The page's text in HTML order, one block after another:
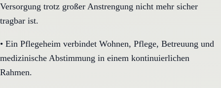
Versorgung trotz großer Anstrengung nicht mehr sicher
tragbar ist.
• Ein Pflegeheim verbindet Wohnen, Pflege, Betreuung und
medizinische Abstimmung in einem kontinuierlichen
Rahmen.